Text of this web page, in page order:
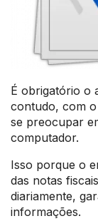
É obrigatório o
contudo, com
se preocupar
computador.
Isso porque o
das notas
diariamente,
informações.